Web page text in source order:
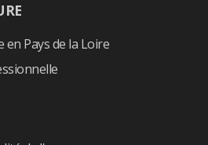
en Pays de la Loire